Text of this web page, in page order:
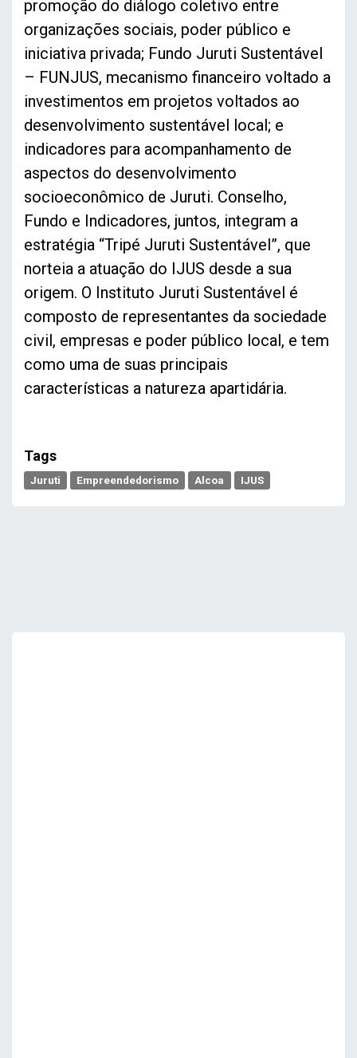
promoção do diálogo coletivo entre
organizações sociais, poder público e
iniciativa privada; Fundo Juruti Sustentável
– FUNJUS, mecanismo financeiro voltado a
investimentos em projetos voltados ao
desenvolvimento sustentável local; e
indicadores para acompanhamento de
aspectos do desenvolvimento
socioeconômico de Juruti. Conselho,
Fundo e Indicadores, juntos, integram a
estratégia “Tripé Juruti Sustentável”, que
norteia a atuação do IJUS desde a sua
origem. O Instituto Juruti Sustentável é
composto de representantes da sociedade
civil, empresas e poder público local, e tem
como uma de suas principais
características a natureza apartidária.
Tags
Juruti Empreendedorismo Alcoa IJUS